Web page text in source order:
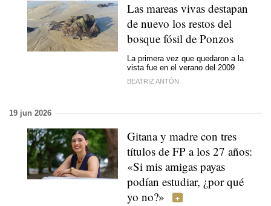
Las mareas vivas destapan
de nuevo los restos del
bosque fósil de Ponzos
La primera vez que quedaron a la
vista fue en el verano del 2009
BEATRIZ ANTÓN
19 jun 2026
Gitana y madre con tres
títulos de FP a los 27 años:
«Si mis amigas payas
podían estudiar, ¿por qué
yo no?»